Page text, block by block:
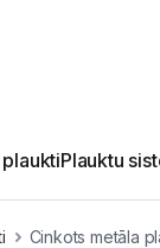
Plauktu
Cinkots metāla